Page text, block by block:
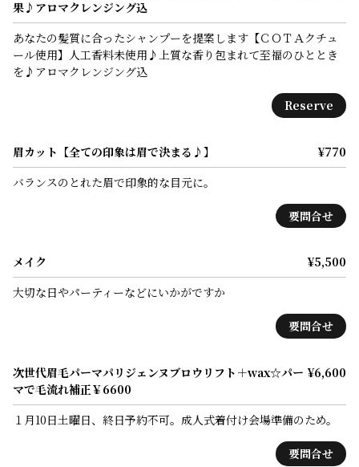
果♪アロマクレンジング込
あなたの髪質に合ったシャンプーを提案します【ＣＯＴＡクチュ
ール使用】人工香料未使用♪上質な香り包まれて至福のひととき
を♪アロマクレンジング込
Reserve
眉カット【全ての印象は眉で決まる♪】
¥770
バランスのとれた眉で印象的な目元に。
要問合せ
メイク
¥5,500
大切な日やパーティーなどにいかがですか
要問合せ
次世代眉毛パーマパリジェンヌブロウリフト＋wax☆パー
マで毛流れ補正￥6600
¥6,600
１月10日土曜日、終日予約不可。成人式着付け会場準備のため。
要問合せ